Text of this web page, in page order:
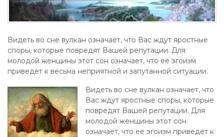
Видеть во сне вулкан означает, что Вас ждут яростные
споры, которые повредят Вашей репутации. Для
молодой женщины этот сон означает, что ее эгоизм
приведет к весьма неприятной и запутанной ситуации.
Видеть во сне вулкан означает, что
Вас ждут яростные споры, которые
повредят Вашей репутации. Для
молодой женщины этот сон
означает, что ее эгоизм приведет к